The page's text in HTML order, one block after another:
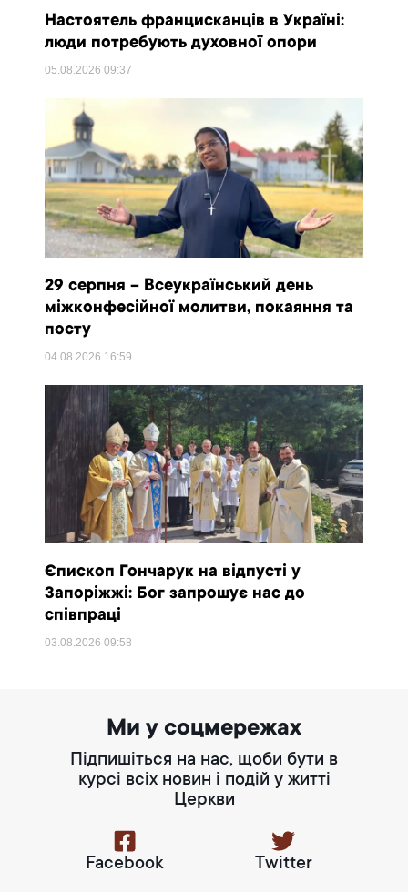
Настоятель францисканців в Україні:
люди потребують духовної опори
05.08.202609:37
29 серпня – Всеукраїнський день
міжконфесійної молитви, покаяння та
посту
04.08.2026 16:59
Єпископ Гончарук на відпусті у
Запоріжжі: Бог запрошує нас до
співпраці
03.08.202609:58
Ми у соцмережах
Підпишіться на нас, щоби бути в
курсі всіх новин і подій у житті
Церкви
Facebook Twitter